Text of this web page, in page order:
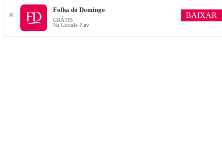
✕
Folha do Domingo
GRÁTIS
Na Google Play
BAIXAR